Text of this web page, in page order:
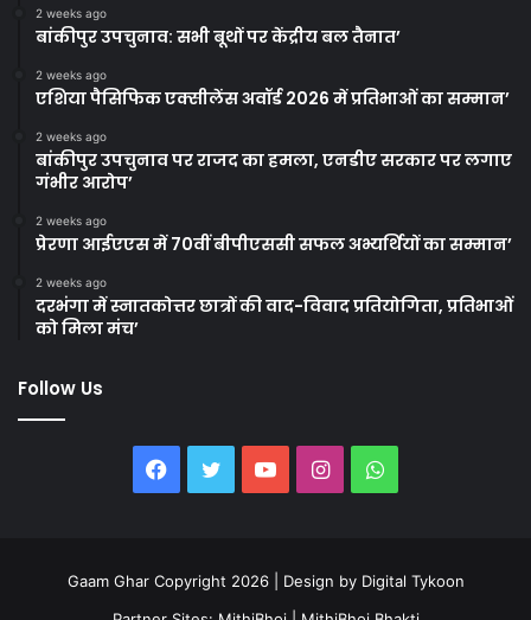
2 weeks ago
बांकीपुर उपचुनाव: सभी बूथों पर केंद्रीय बल तैनात’
2 weeks ago
एशिया पैसिफिक एक्सीलेंस अवॉर्ड 2026 में प्रतिभाओं का सम्मान’
2 weeks ago
बांकीपुर उपचुनाव पर राजद का हमला, एनडीए सरकार पर लगाए
गंभीर आरोप’
2 weeks ago
प्रेरणा आईएएस में 70वीं बीपीएससी सफल अभ्यर्थियों का सम्मान’
2 weeks ago
दरभंगा में स्नातकोत्तर छात्रों की वाद-विवाद प्रतियोगिता, प्रतिभाओं
को मिला मंच’
Follow Us
Facebook
TwitterYouTubeInstagramWhatsApp
Gaam Ghar Copyright 2026 | Design by Digital Tykoon